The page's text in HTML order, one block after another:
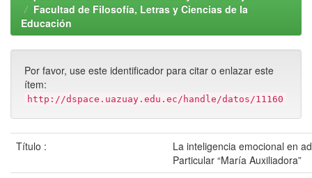
Facultad de Filosofía, Letras y Ciencias de la
Educación
Por favor, use este identificador para citar o enlazar este
ítem:
http://dspace.uazuay.edu.ec/handle/datos/11160
Título :
La inteligencia emocional en
Particular “María Auxiliadora”